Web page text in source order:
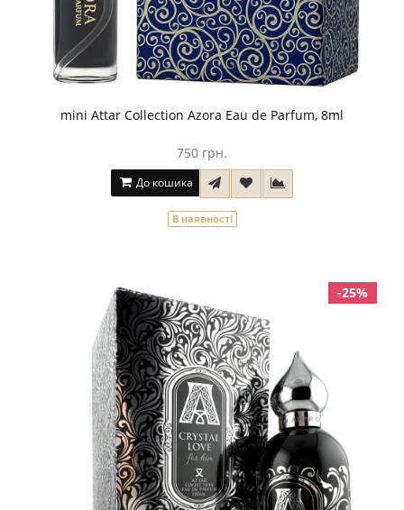
mini Attar Collection Azora Eau de Parfum, 8ml
750 грн.
До кошика
В наявності
-25%